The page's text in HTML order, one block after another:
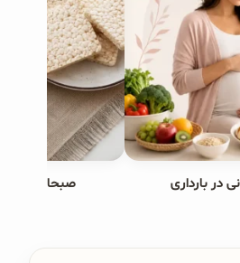
در بارداری صبحانه های